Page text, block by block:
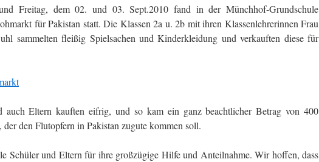
Freitag, dem 02. und 03. Sept.2010 fand in der Münchhof-Grundschule
für Pakistan statt. Die Klassen 2a u. 2b mit ihren Klassenlehrerinnen Frau
sammelten fleißig Spielsachen und Kinderkleidung und verkauften diese für
auch Eltern kauften eifrig, und so kam ein ganz beachtlicher Betrag von 400
der den Flutopfern in Pakistan zugute kommen soll.
Schüler und Eltern für ihre großzügige Hilfe und Anteilnahme. Wir hoffen, dass